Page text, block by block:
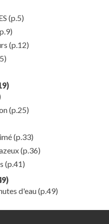
(p.5)
(p.12)
(p.25)
(p.33)
(p.36)
(p.41)
d'eau(p.49)